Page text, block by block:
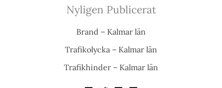
Nyligen Publicerat
Brand – Kalmar län
Trafikolycka – Kalmar län
Trafikhinder – Kalmar län